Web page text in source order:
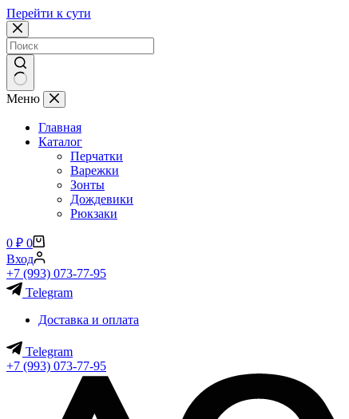
Перейти к сути
Ничего
найдено
Меню
Главная
Каталог
Перчатки
Варежки
Зонты
Дождевики
Рюкзаки
Корзина
0 ₽ 0
Вход
+7 (993) 073-77-95
Telegram
Доставка и оплата
Telegram
+7 (993) 073-77-95